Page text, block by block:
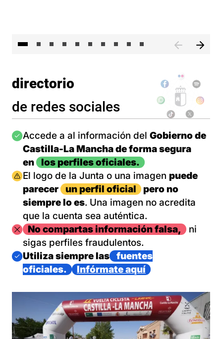
directorio
de redes sociales
Imagen
Accede a al información del Gobierno de
Castilla-La Mancha de forma segura
en
los perfiles oficiales.
Imagen
El logo de la Junta o una imagen puede
parecer
un perfil oficial
pero no
siempre lo es. Una imagen no acredita
que la cuenta sea auténtica.
ImagenNo compartas información falsa,
ni
sigas perfiles fraudulentos.
Imagen
Utiliza siempre las
fuentes
oficiales.
Infórmate aquí